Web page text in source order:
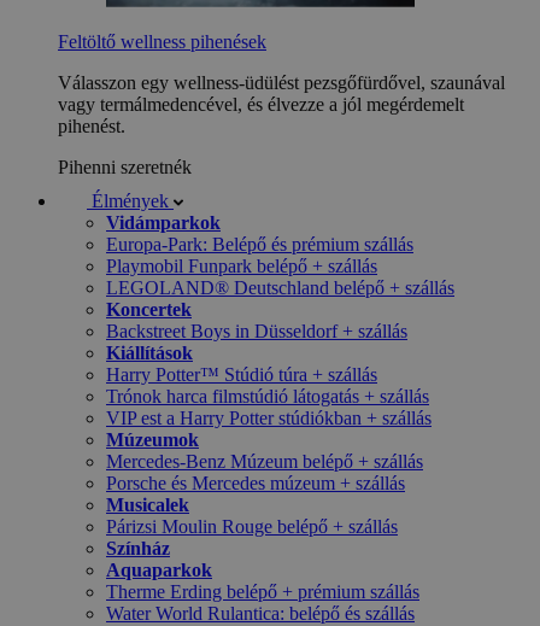
Feltöltő wellness pihenések
Válasszon egy wellness-üdülést pezsgőfürdővel, szaunával
vagy termálmedencével, és élvezze a jól megérdemelt
pihenést.
Pihenni szeretnék
Élmények
Vidámparkok
Europa-Park: Belépő és prémium szállás
Playmobil Funpark belépő + szállás
LEGOLAND® Deutschland belépő + szállás
Koncertek
Backstreet Boys in Düsseldorf + szállás
Kiállítások
Harry Potter™ Stúdió túra + szállás
Trónok harca filmstúdió látogatás + szállás
VIP est a Harry Potter stúdiókban + szállás
Múzeumok
Mercedes-Benz Múzeum belépő + szállás
Porsche és Mercedes múzeum + szállás
Musicalek
Párizsi Moulin Rouge belépő + szállás
Színház
Aquaparkok
Therme Erding belépő + prémium szállás
Water World Rulantica: belépő és szállás